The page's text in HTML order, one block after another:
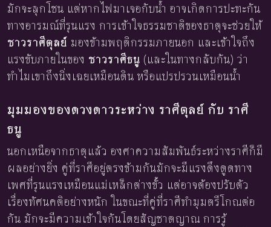
มักจะลุกโชน แต่หากไฟมาเจอกับน้ำ อาจเกิดการปะทะกัน
ทางอารมณ์ที่รุนแรง การเข้าใจธรรมชาติของธาตุจะช่วยให้
ชาวราศีตุลย์ มองข้ามพฤติกรรมภายนอก และเข้าใจถึง
แรงขับภายในของ ชาวราศีธนู (และในทางกลับกัน) ว่า
ทำไมเขาถึงนิ่งเฉยเหมือนดิน หรือแปรปรวนเหมือนน้ำ
มุมมองของดวงดาวระหว่าง ราศีตุลย์ กับ ราศี
ธนู
นอกเหนือจากธาตุแล้ว องศาความสัมพันธ์ระหว่างราศีก็มี
ผลอย่างยิ่ง คู่ที่ราศีอยู่ตรงข้ามกันมักจะมีแรงดึงดูดทาง
เพศที่รุนแรงเหมือนแม่เหล็กต่างขั้ว แต่อาจต้องปรับตัว
เรื่องทัศนคติอย่างหนัก ในขณะที่คู่ที่ราศีทำมุมตรีโกณต่อ
กัน มักจะมีความเข้าใจกันโดยสัญชาตญาณ การรู้